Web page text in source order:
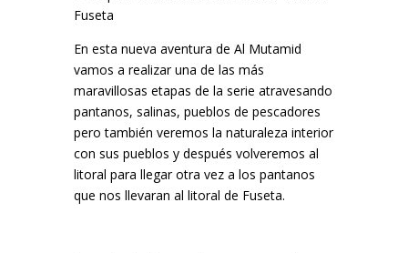
En esta nueva aventura de Al Mutamid
vamos a realizar una de las más
maravillosas etapas de la serie atravesando
pantanos, salinas, pueblos de pescadores
pero también veremos la naturaleza interior
con sus pueblos y después volveremos al
litoral para llegar otra vez a los pantanos
que nos llevaran al litoral de Fuseta.